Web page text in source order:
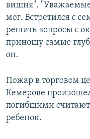
вишня". "Уважаемые
мог. Встретился с
решить вопросы с
приношу самые
он.
Пожар в торговом
Кемерове
погибшими
ребенок.